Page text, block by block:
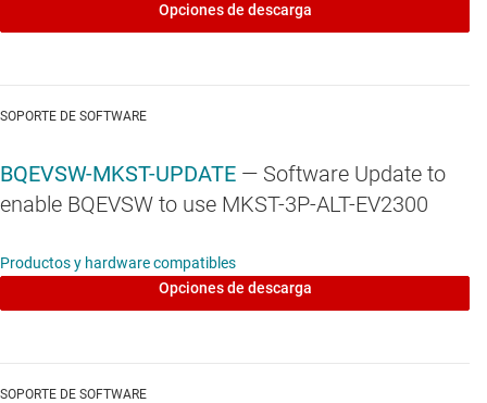
Opciones de descarga
SOPORTE DE SOFTWARE
BQEVSW-MKST-UPDATE — Software Update to
enable BQEVSW to use MKST-3P-ALT-EV2300
Productos y hardware compatibles
Opciones de descarga
SOPORTE DE SOFTWARE